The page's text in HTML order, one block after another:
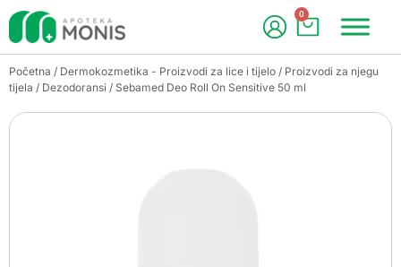
0
Početna / Dermokozmetika - Proizvodi za lice i tijelo / Proizvodi za njegu
tijela / Dezodoransi / Sebamed Deo Roll On Sensitive 50 ml